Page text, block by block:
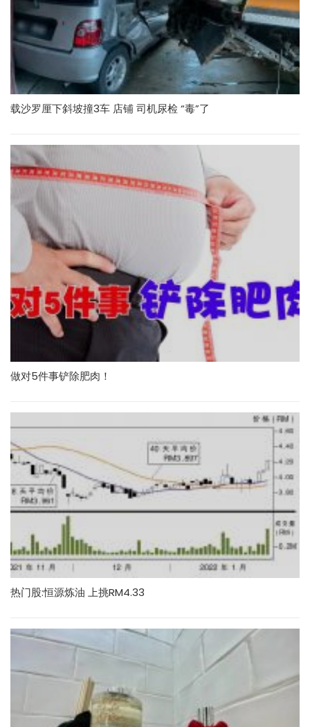
载沙罗厘下斜坡撞3车 店铺 司机尿检 “毒”了
做对5件事铲除肥肉！
热门股:恒源炼油 上挑RM4.33